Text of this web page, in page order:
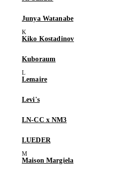
Junya Watanabe
Kiko Kostadinov
Kuboraum
Lemaire
Levi's
LN-CC x NM3
LUEDER
Maison Margiela